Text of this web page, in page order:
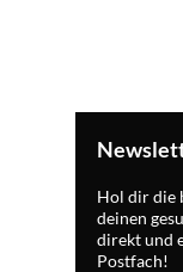
Hol dir die
deinen
direkt und
Postfach!